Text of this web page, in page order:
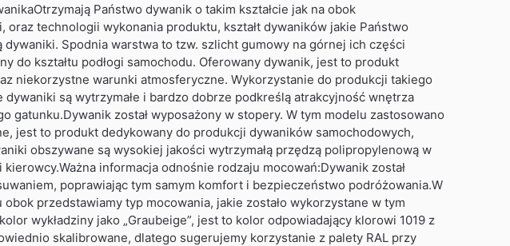
Państwo dywanik o takim kształcie jak na obok
technologii wykonania produktu, kształt dywaników jakie Państwo
Spodnia warstwa to tzw. szlicht gumowy na górnej ich części
do kształtu podłogi samochodu. Oferowany dywanik, jest to produkt
niekorzystne warunki atmosferyczne. Wykorzystanie do produkcji takiego
są wytrzymałe i bardzo dobrze podkreślą atrakcyjność wnętrza
gatunku.Dywanik został wyposażony w stopery. W tym modelu zastosowano
jest to produkt dedykowany do produkcji dywaników samochodowych,
obszywane są wysokiej jakości wytrzymałą przędzą polipropylenową w
informacja odnośnie rodzaju mocowań:Dywanik został
poprawiając tym samym komfort i bezpieczeństwo podróżowania.W
przedstawiamy typ mocowania, jakie zostało wykorzystane w tym
wykładziny jako „Graubeige”, jest to kolor odpowiadający klorowi 1019 z
skalibrowane, dlatego sugerujemy korzystanie z palety RAL przy